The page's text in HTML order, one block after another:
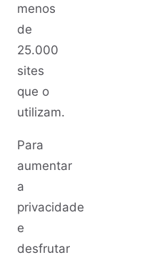
menos
de
25.000
sites
que o
utilizam.
Para
aumentar
a
privacidade
e
desfrutar